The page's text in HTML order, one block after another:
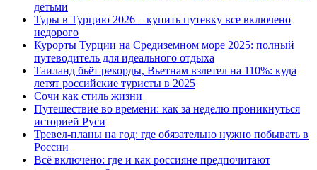
детьми
Туры в Турцию 2026 – купить путевку все включено
недорого
Курорты Турции на Средиземном море 2025: полный
путеводитель для идеального отдыха
Таиланд бьёт рекорды, Вьетнам взлетел на 110%: куда
летят российские туристы в 2025
Сочи как стиль жизни
Путешествие во времени: как за неделю проникнуться
историей Руси
Тревел-планы на год: где обязательно нужно побывать в
России
Всё включено: где и как россияне предпочитают